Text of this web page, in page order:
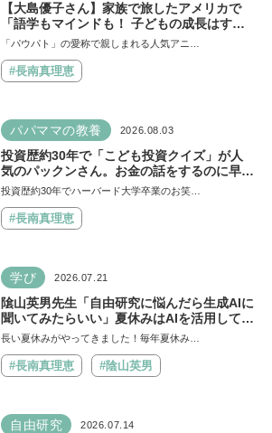
【大島優子さん】家族で旅したアメリカで
「語学もマインドも！ 子どもの成長はすご
かった」声優をつとめた映画『パウ・パトロ
なければ何でもできると子どもに知ってほし
い
「パウパト」の愛称で親しまれる人気アニ…
#長南真理恵
パパママの教養 2026.08.03
投資歴約30年で「こども投資クイズ」が人
気のパックンさん。お金の話をするのに早す
ぎることはない！ 子どもも正しい節約、投
投資歴約30年でハーバード大学卒業のお笑…
#長南真理恵
学び 2026.07.21
隂山英男先生「自由研究に悩んだら生成AIに
聞いてみたらいい」夏休みはAIを活用して主
体的に楽しんで、今しかできないことをして
長い夏休みがやってきました！毎年夏休み…
#長南真理恵 #陰山英男
自由研究 2026.07.14